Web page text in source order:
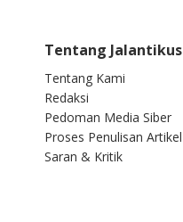
Tentang Jalantikus
Tentang Kami
Redaksi
Pedoman Media Siber
Proses Penulisan Artikel
Saran & Kritik